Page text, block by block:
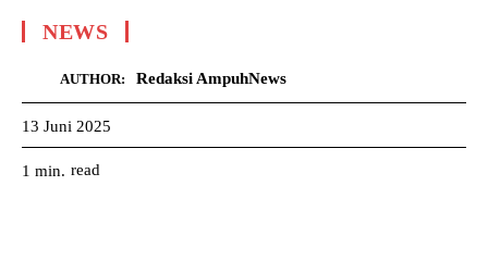
NEWS
AUTHOR: Redaksi AmpuhNews
13 Juni 2025
1 min. read